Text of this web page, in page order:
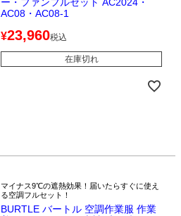
ー・ファンフルセット AC2024・
AC08・AC08-1
¥23,960税込
在庫切れ
マイナス9℃の遮熱効果！届いたらすぐに使え
る空調フルセット！
BURTLE バートル 空調作業服 作業